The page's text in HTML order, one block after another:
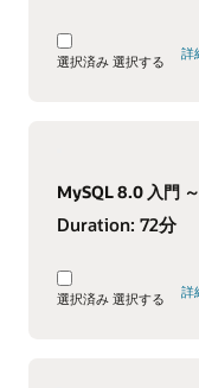
選択済み 選択する 詳
MySQL 8.0 入門
Duration: 72分
選択済み 選択する 詳